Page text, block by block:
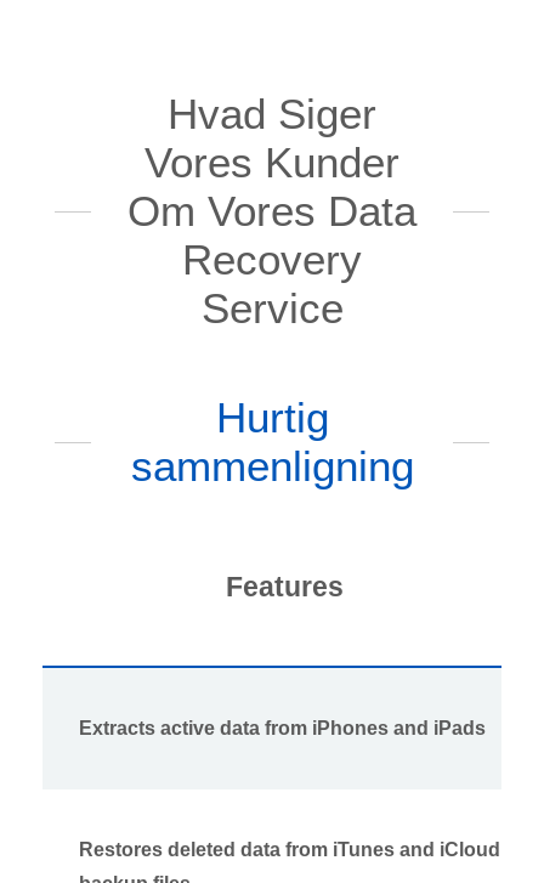
Hvad Siger
Vores Kunder
Om Vores Data
Recovery
Service
Hurtig
sammenligning
Features
Extracts active data from iPhones and iPads
Restores deleted data from iTunes and iCloud